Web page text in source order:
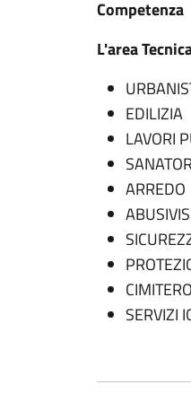
Competenza
L'area
EDILIZIA
LAVORI
ARREDO
CIMITERO
SERVIZI